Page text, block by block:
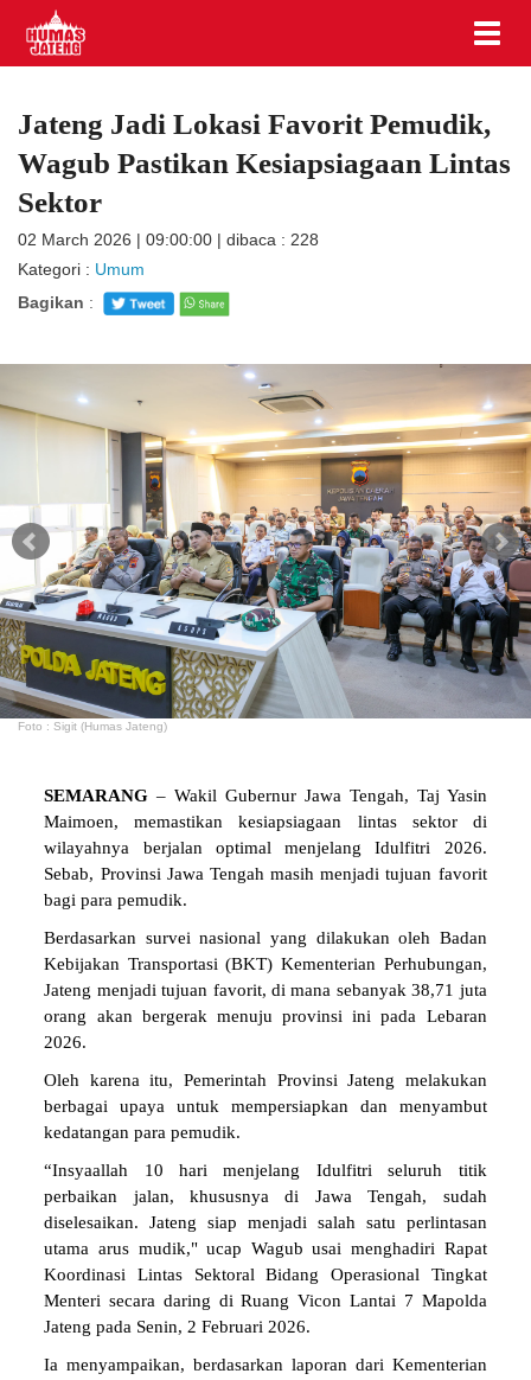
Jateng Jadi Lokasi Favorit Pemudik,
Wagub Pastikan Kesiapsiagaan Lintas
Sektor
02 March 2026 | 09:00:00 | dibaca : 228
Kategori : Umum
Bagikan :
Foto : Sigit (Humas Jateng)
SEMARANG – Wakil Gubernur Jawa Tengah, Taj Yasin
Maimoen, memastikan kesiapsiagaan lintas sektor di
wilayahnya berjalan optimal menjelang Idulfitri 2026.
Sebab, Provinsi Jawa Tengah masih menjadi tujuan favorit
bagi para pemudik.
Berdasarkan survei nasional yang dilakukan oleh Badan
Kebijakan Transportasi (BKT) Kementerian Perhubungan,
Jateng menjadi tujuan favorit, di mana sebanyak 38,71 juta
orang akan bergerak menuju provinsi ini pada Lebaran
2026.
Oleh karena itu, Pemerintah Provinsi Jateng melakukan
berbagai upaya untuk mempersiapkan dan menyambut
kedatangan para pemudik.
“Insyaallah 10 hari menjelang Idulfitri seluruh titik
perbaikan jalan, khususnya di Jawa Tengah, sudah
diselesaikan. Jateng siap menjadi salah satu perlintasan
utama arus mudik," ucap Wagub usai menghadiri Rapat
Koordinasi Lintas Sektoral Bidang Operasional Tingkat
Menteri secara daring di Ruang Vicon Lantai 7 Mapolda
Jateng pada Senin, 2 Februari 2026.
Ia menyampaikan, berdasarkan laporan dari Kementerian